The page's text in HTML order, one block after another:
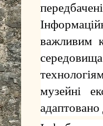
важливим
музейні
адаптовано